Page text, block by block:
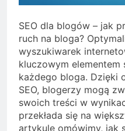
SEO dla blogów – jak
ruch na bloga?
wyszukiwarek
kluczowym
każdego bloga. Dzięki
SEO, blogerzy mogą
swoich treści w
przekłada się na
artykule omówimy, jak